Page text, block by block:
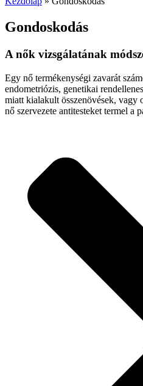
Gondoskodás
A nők vizsgálatának
Egy nő termékenységi zavarát
endometriózis, genetikai
miatt kialakult összenövések, vagy
nő szervezete antitesteket termel a